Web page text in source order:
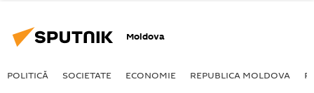
Moldova
POLITICĂ SOCIETATE ECONOMIE REPUBLICA MOLDOVA